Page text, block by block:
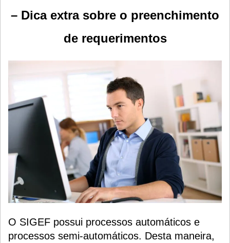
– Dica extra sobre o preenchimento
de requerimentos
O SIGEF possui processos automáticos e
processos semi-automáticos. Desta maneira,